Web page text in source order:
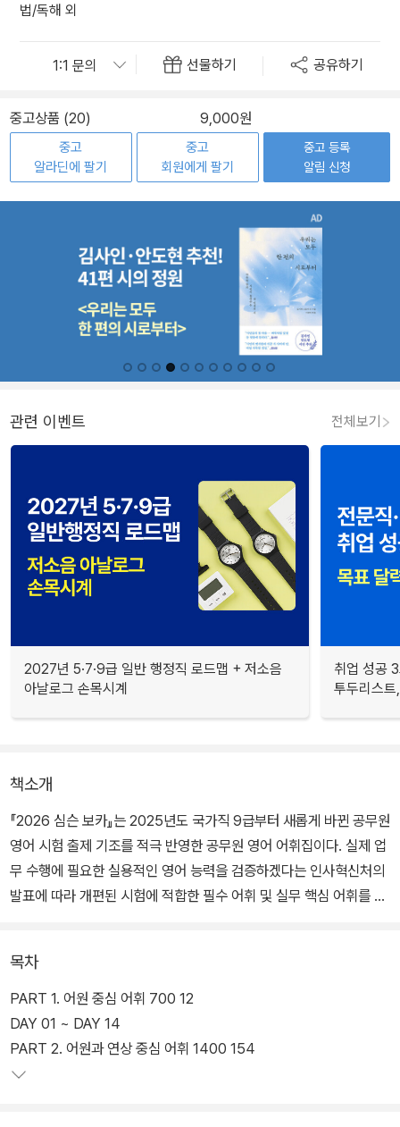
법/독해 외
선물하기 공유하기
중고상품 (20) 9,000원
중고
알라딘에 팔기
중고
회원에게 팔기
중고 등록
알림 신청
관련 이벤트 전체보기
2027년 5·7·9급 일반 행정직 로드맵 + 저소음
아날로그 손목시계
취업 성공
투두리스
책소개
『2026 심슨 보카』는 2025년도 국가직 9급부터 새롭게 바뀐 공무원
영어 시험 출제 기조를 적극 반영한 공무원 영어 어휘집이다. 실제 업
무 수행에 필요한 실용적인 영어 능력을 검증하겠다는 인사혁신처의
발표에 따라 개편된 시험에 적합한 필수 어휘 및 실무 핵심 어휘를 엄
요도 별표 표시를 하여 암기 우선순위를 나타내었으며, 도식화한 어
원과 흥미로운 연상법을 통해 자연스러운 암기가 가능하게 하였다.
필수 파생어와 유의어도 수록하여 연쇄적인 암기 효과를 얻을 수 있
다. 또한, 실무 영어 중심의 생활영어를 완벽하게 대비하기 위하여 실
제로 잘 쓰이는 상황별 생활영어 표현을 부록으로 실었다. 더불어 기
목차
PART 1. 어원 중심 어휘 700 12
DAY 01 ~ DAY 14
PART 2. 어원과 연상 중심 어휘 1400 154